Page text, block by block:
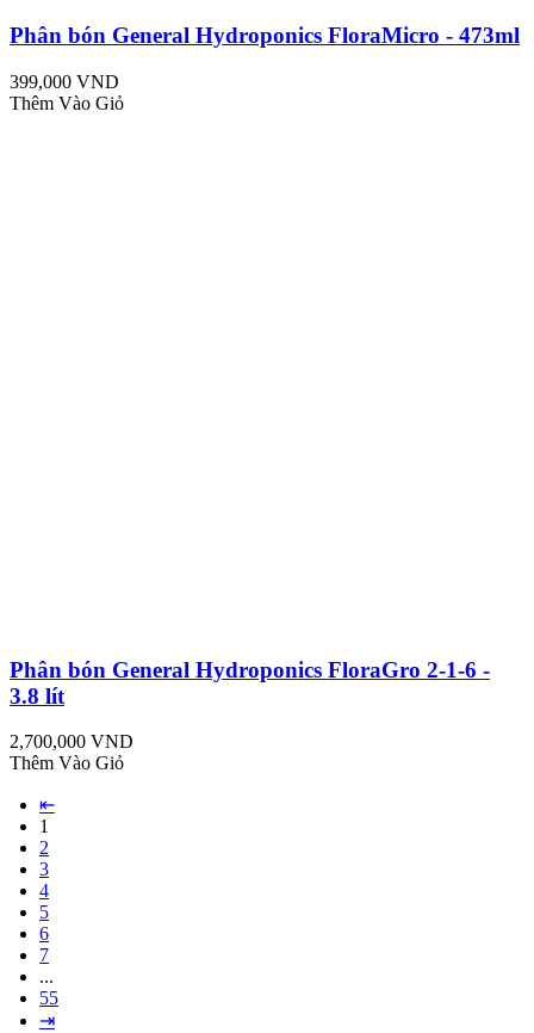
Phân bón General Hydroponics FloraMicro - 473ml
399,000 VND
Thêm Vào Giỏ
Phân bón General Hydroponics FloraGro 2-1-6 -
3.8 lít
2,700,000 VND
Thêm Vào Giỏ
⇤
1
2
3
4
5
6
7
...
55
⇥